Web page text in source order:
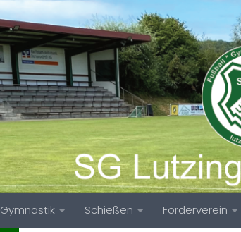
Gymnastik Schießen Förderverein